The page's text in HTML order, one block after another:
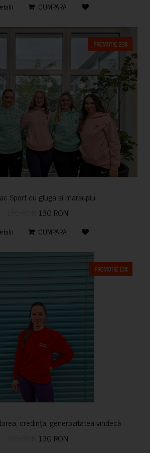
CUMPARA
PROMOTIE 23%
Sport cu gluga si marsupiu
130 RON
CUMPARA
PROMOTIE 13%
credința, generozitatea vindecă
130 RON